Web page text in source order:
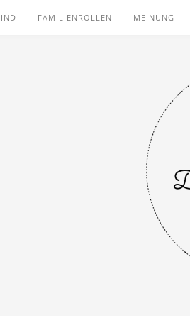
FAMILIENROLLEN MEINUNG